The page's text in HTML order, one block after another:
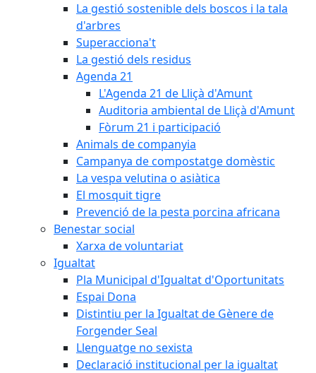
La gestió sostenible dels boscos i la tala
d'arbres
Superacciona't
La gestió dels residus
Agenda 21
L'Agenda 21 de Lliçà d'Amunt
Auditoria ambiental de Lliçà d'Amunt
Fòrum 21 i participació
Animals de companyia
Campanya de compostatge domèstic
La vespa velutina o asiàtica
El mosquit tigre
Prevenció de la pesta porcina africana
Benestar social
Xarxa de voluntariat
Igualtat
Pla Municipal d'Igualtat d'Oportunitats
Espai Dona
Distintiu per la Igualtat de Gènere de
Forgender Seal
Llenguatge no sexista
Declaració institucional per la igualtat